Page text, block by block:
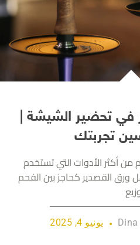
تحضير الشيشة |
تجربتك
أكثر الأدوات التي تستخدم
القصدير كحاجز بين الفحم
يونيو 4, 2025